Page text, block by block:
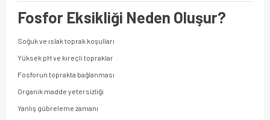
Fosfor Eksikliği Neden Oluşur?
Soğuk ve ıslak toprak koşulları
Yüksek pH ve kireçli topraklar
Fosforun toprakta bağlanması
Organik madde yetersizliği
Yanlış gübreleme zamanı